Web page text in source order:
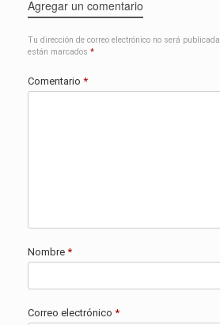
Agregar un comentario
Tu dirección de correo electrónico no será publicada.
están marcados *
Comentario *
Nombre *
Correo electrónico *